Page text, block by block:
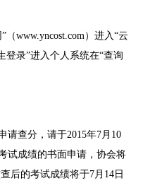
www.yncost.com）进入“云
登录”进入个人系统在“查询
请查分，请于2015年7月10
试成绩的书面申请，协会将
后的考试成绩将于7月14日